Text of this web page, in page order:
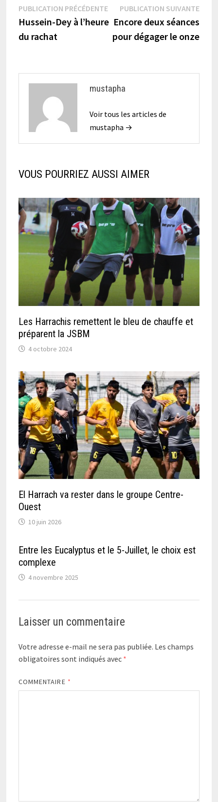
Navigation
de
PUBLICATION PRÉCÉDENTEPublication
précédente :
Hussein-Dey à l’heure
du rachat
PUBLICATION SUIVANTE
Encore deux séances
pour dégager le onze
mustapha
Voir tous les articles de
mustapha →
VOUS POURRIEZ AUSSI AIMER
Les Harrachis remettent le bleu de chauffe et
préparent la JSBM
4 octobre 2024
El Harrach va rester dans le groupe Centre-
Ouest
10 juin 2026
Entre les Eucalyptus et le 5-Juillet, le choix est
complexe
4 novembre 2025
Laisser un commentaire
Votre adresse e-mail ne sera pas publiée. Les champs
obligatoires sont indiqués avec *
COMMENTAIRE *